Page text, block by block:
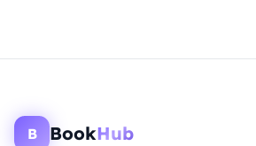
B BookHub